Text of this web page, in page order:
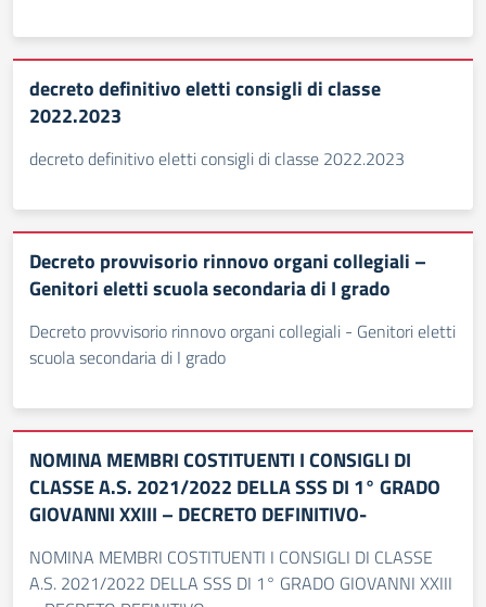
decreto definitivo eletti consigli di classe
2022.2023
decreto definitivo eletti consigli di classe 2022.2023
Decreto provvisorio rinnovo organi collegiali –
Genitori eletti scuola secondaria di I grado
Decreto provvisorio rinnovo organi collegiali - Genitori eletti
scuola secondaria di I grado
NOMINA MEMBRI COSTITUENTI I CONSIGLI DI
CLASSE A.S. 2021/2022 DELLA SSS DI 1° GRADO
GIOVANNI XXIII – DECRETO DEFINITIVO-
NOMINA MEMBRI COSTITUENTI I CONSIGLI DI CLASSE
A.S. 2021/2022 DELLA SSS DI 1° GRADO GIOVANNI XXIII